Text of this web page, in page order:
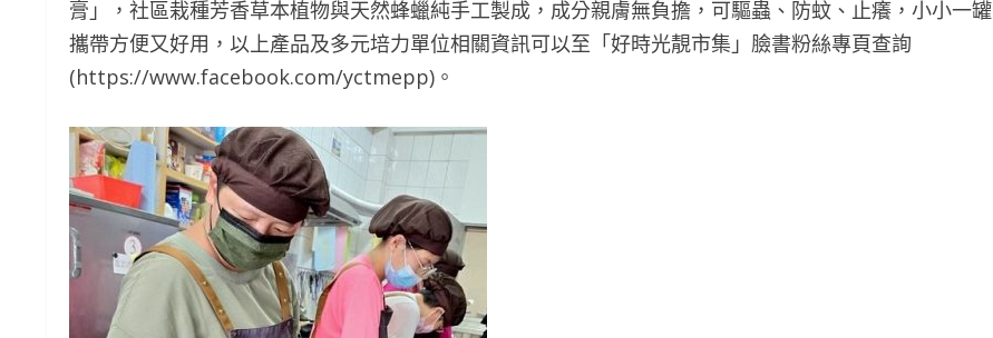
膏」，社區栽種芳香草本植物與天然蜂蠟純手工製成，成分親膚無負擔，可驅蟲、防蚊、止癢，小小一罐
攜帶方便又好用，以上產品及多元培力單位相關資訊可以至「好時光靚市集」臉書粉絲專頁查詢
(https://www.facebook.com/yctmepp)。